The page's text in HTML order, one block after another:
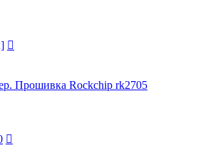
Прошивка Rockchip rk2705